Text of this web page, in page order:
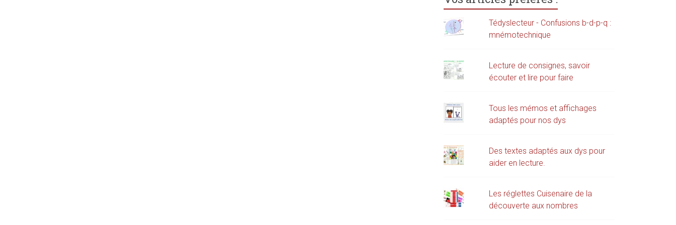
Tédyslecteur - Confusions b-d-p-q :
mnémotechnique
Lecture de consignes, savoir
écouter et lire pour faire
Tous les mémos et affichages
adaptés pour nos dys
Des textes adaptés aux dys pour
aider en lecture.
Les réglettes Cuisenaire de la
découverte aux nombres